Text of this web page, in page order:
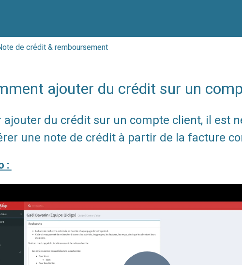
de crédit & remboursement
ajouter du crédit sur un
ajouter du crédit sur un compte client, il est
une note de crédit à partir de la facture
: